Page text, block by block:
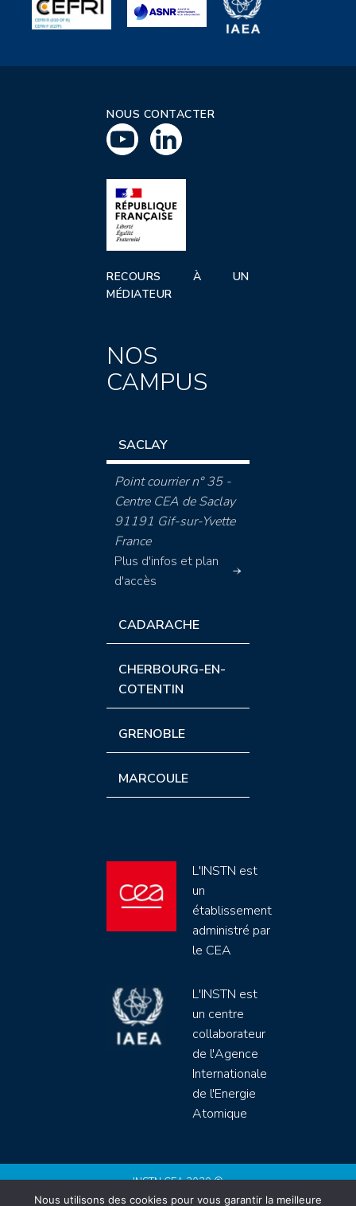
NOUS CONTACTER
RECOURS À UN
MÉDIATEUR
NOS
CAMPUS
SACLAY
Point courrier n° 35 -
Centre CEA de Saclay
91191 Gif-sur-Yvette
France
Plus d'infos et plan
d'accès
CADARACHE
CHERBOURG-EN-
COTENTIN
GRENOBLE
MARCOULE
L'INSTN est
un
établissement
administré par
le CEA
L'INSTN est
un centre
collaborateur
de l'Agence
Internationale
de l'Energie
Atomique
INSTN CEA 2020 ©
Politique de protection de données (rgpd)
Nous utilisons des cookies pour vous garantir la meilleure